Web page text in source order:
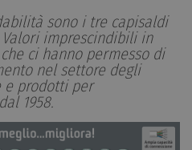
sono i tre capisaldi
imprescindibili in
ci hanno permesso di
nel settore degli
e prodotti per
1958.